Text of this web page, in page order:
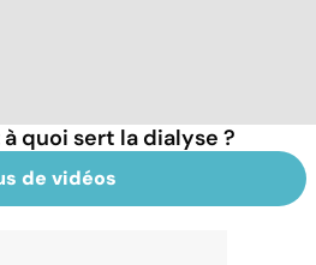
quoi sert la dialyse ?
de vidéos